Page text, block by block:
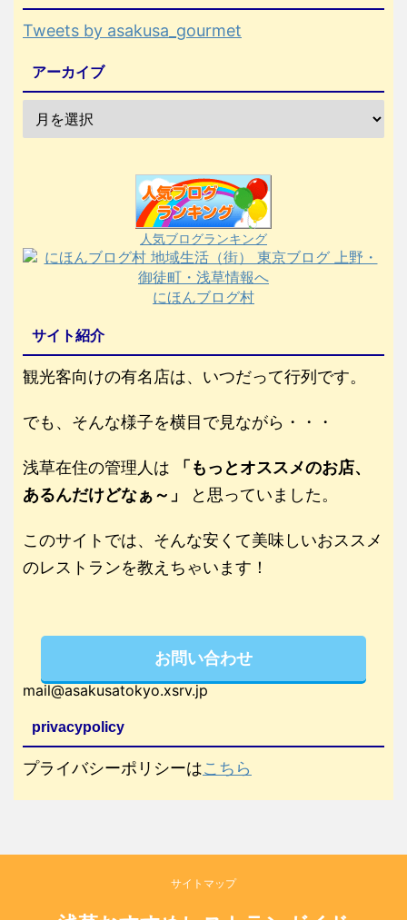
Tweets by asakusa_gourmet
アーカイブ
人気ブログランキング
にほんブログ村
サイト紹介
観光客向けの有名店は、いつだって行列です。
でも、そんな様子を横目で見ながら・・・
浅草在住の管理人は
「もっとオススメのお店、
あるんだけどなぁ～」
と思っていました。
このサイトでは、そんな安くて美味しいおススメ
のレストランを教えちゃいます！
お問い合わせ
mail@asakusatokyo.xsrv.jp
privacypolicy
プライバシーポリシーはこちら
サイトマップ